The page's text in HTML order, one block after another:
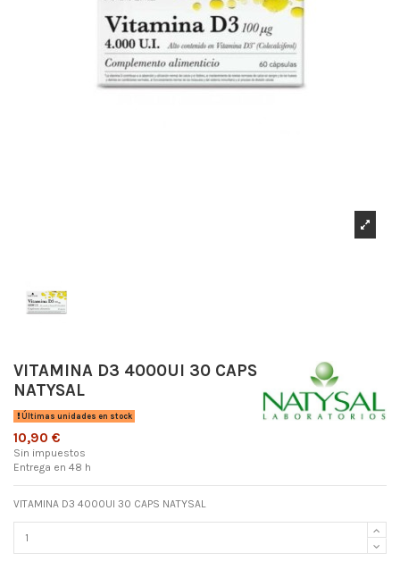
VITAMINA D3 4000UI 30 CAPS
NATYSAL
Últimas unidades en stock
10,90 €
Sin impuestos
Entrega en 48 h
VITAMINA D3 4000UI 30 CAPS NATYSAL